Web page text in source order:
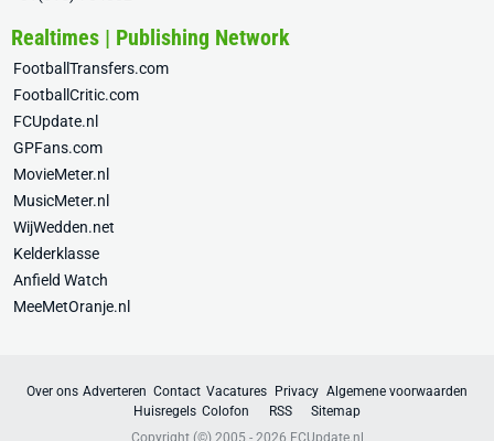
Realtimes | Publishing Network
FootballTransfers.com
FootballCritic.com
FCUpdate.nl
GPFans.com
MovieMeter.nl
MusicMeter.nl
WijWedden.net
Kelderklasse
Anfield Watch
MeeMetOranje.nl
Over ons Adverteren Contact Vacatures Privacy Algemene voorwaarden
Huisregels Colofon RSS
Sitemap
Copyright (©) 2005 - 2026 FCUpdate.nl